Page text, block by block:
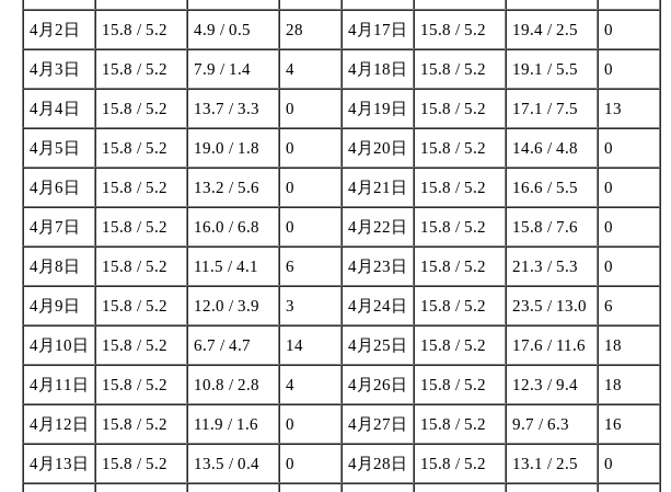
4月2日 15.8 / 5.2 4.9 / 0.5 28 4月17日 15.8 / 5.2 19.4 / 2.5 0
4月3日 15.8 / 5.2 7.9 / 1.4 4 4月18日 15.8 / 5.2 19.1 / 5.5 0
4月4日 15.8 / 5.2 13.7 / 3.3 0 4月19日 15.8 / 5.2 17.1 / 7.5 13
4月5日 15.8 / 5.2 19.0 / 1.8 0 4月20日 15.8 / 5.2 14.6 / 4.8 0
4月6日 15.8 / 5.2 13.2 / 5.6 0 4月21日 15.8 / 5.2 16.6 / 5.5 0
4月7日 15.8 / 5.2 16.0 / 6.8 0 4月22日 15.8 / 5.2 15.8 / 7.6 0
4月8日 15.8 / 5.2 11.5 / 4.1 6 4月23日 15.8 / 5.2 21.3 / 5.3 0
4月9日 15.8 / 5.2 12.0 / 3.9 3 4月24日 15.8 / 5.2 23.5 / 13.0 6
4月10日 15.8 / 5.2 6.7 / 4.7 14 4月25日 15.8 / 5.2 17.6 / 11.6 18
4月11日 15.8 / 5.2 10.8 / 2.8 4 4月26日 15.8 / 5.2 12.3 / 9.4 18
4月12日 15.8 / 5.2 11.9 / 1.6 0 4月27日 15.8 / 5.2 9.7 / 6.3 16
4月13日 15.8 / 5.2 13.5 / 0.4 0 4月28日 15.8 / 5.2 13.1 / 2.5 0